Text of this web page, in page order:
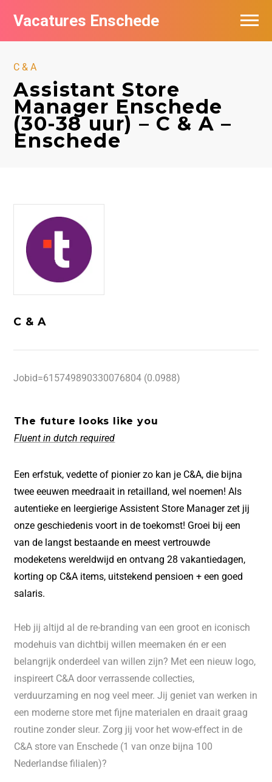
Vacatures Enschede
C & A
Assistant Store
Manager Enschede
(30-38 uur) – C & A –
Enschede
C & A
Jobid=615749890330076804 (0.0988)
The future looks like you
Fluent in dutch required
Een erfstuk, vedette of pionier zo kan je C&A, die bijna
twee eeuwen meedraait in retailland, wel noemen! Als
autentieke en leergierige Assistent Store Manager zet jij
onze geschiedenis voort in de toekomst! Groei bij een
van de langst bestaande en meest vertrouwde
modeketens wereldwijd en ontvang 28 vakantiedagen,
korting op C&A items, uitstekend pensioen + een goed
salaris.
Heb jij altijd al de re-branding van een groot en iconisch
modehuis van dichtbij willen meemaken én er een
belangrijk onderdeel van willen zijn? Met een nieuw logo,
inspireert C&A door verrassende collecties,
verduurzaming en nog veel meer. Jij geniet van werken in
een moderne store met fijne materialen en draait graag
routine zonder sleur. Zorg jij voor het wow-effect in de
C&A store van Enschede (1 van onze bijna 100
Nederlandse filialen)?
Vacatures per bedrijf
Nieuwsbrief feed